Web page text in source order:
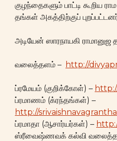
குழந்தைகளும் பாட்டி கூறிய
தங்கள் அகத்திற்குப்
அடியேன் ஸாரநாயகி ராமானுஜ
வலைத்தளம் – http://
ப்ரமேயம் (குறிக்கோள்) –
ப்ரமாணம் (க்ரந்தங்கள்) –
http://
ப்ரமாதா (ஆசார்யர்கள்) –
ஸ்ரீவைஷ்ணவக் கல்வி